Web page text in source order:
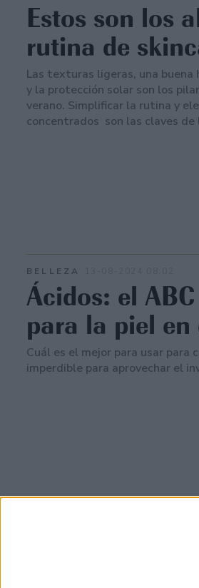
Estos son los
rutina de
Las texturas ligeras, una
y la protección solar son los
verano. Simplificar la rutina y
concentrados son las claves de
BELLEZA
Ácidos: el
para la piel en
Cuál es el mejor para usar para
imperdible para aprovechar el